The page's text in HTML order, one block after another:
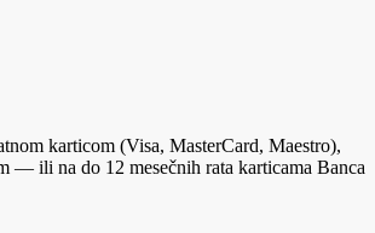
karticom (Visa, MasterCard, Maestro),
— ili na do 12 mesečnih rata karticama Banca